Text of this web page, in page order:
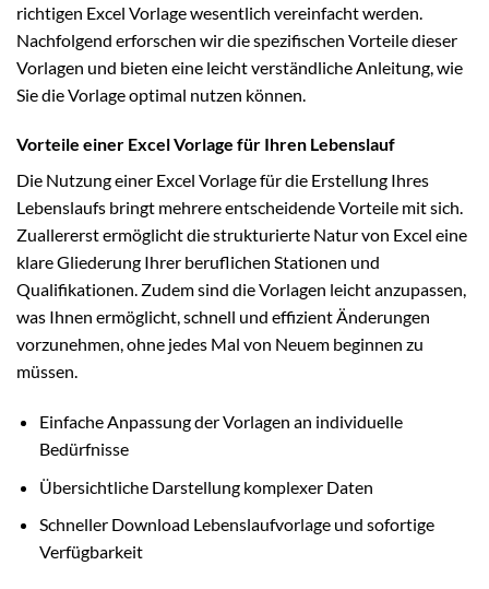
richtigen Excel Vorlage wesentlich vereinfacht werden.
Nachfolgend erforschen wir die spezifischen Vorteile dieser
Vorlagen und bieten eine leicht verständliche Anleitung, wie
Sie die Vorlage optimal nutzen können.
Vorteile einer Excel Vorlage für Ihren Lebenslauf
Die Nutzung einer Excel Vorlage für die Erstellung Ihres
Lebenslaufs bringt mehrere entscheidende Vorteile mit sich.
Zuallererst ermöglicht die strukturierte Natur von Excel eine
klare Gliederung Ihrer beruflichen Stationen und
Qualifikationen. Zudem sind die Vorlagen leicht anzupassen,
was Ihnen ermöglicht, schnell und effizient Änderungen
vorzunehmen, ohne jedes Mal von Neuem beginnen zu
müssen.
Einfache Anpassung der Vorlagen an individuelle
Bedürfnisse
Übersichtliche Darstellung komplexer Daten
Schneller Download Lebenslaufvorlage und sofortige
Verfügbarkeit